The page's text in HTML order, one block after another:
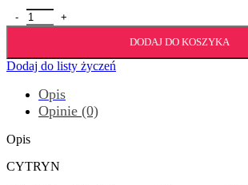
ilość Wino białe półsłodkie Cytryn
DODAJ DO KOSZYKA
Dodaj do listy życzeń
Opis
Opinie (0)
Opis
CYTRYN